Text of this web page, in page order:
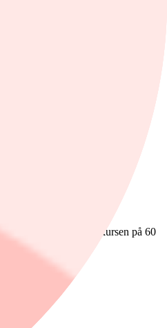
kronor om
från teckningskursen på 60